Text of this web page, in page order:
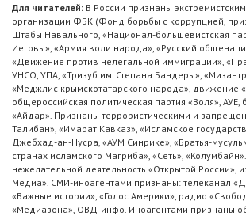
Для читателей: В России признаны
организации ФБК (Фонд борьбы с коррупцией,
Штабы Навального, «Национал-большевистская
Иеговы», «Армия воли народа», «Русский
«Движение против нелегальной иммиграции»,
УНСО, УПА, «Тризуб им. Степана Бандеры»,
«Меджлис крымскотатарского народа», движение
общероссийская политическая партия «Воля», АУЕ,
«Айдар». Признаны террористическими и
Талибан», «Имарат Кавказ», «Исламское
Джебхад-ан-Нусра, «АУМ Синрике», «Братья-
странах исламского Магриба», «Сеть»,
нежелательной деятельность «Открытой России»,
Медиа». СМИ-иноагентами признаны: телеканал
«Важные истории», «Голос Америки», радио
«Медиазона», ОВД-инфо. Иноагентами признаны